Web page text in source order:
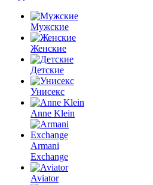
Мужские
Женские
Детские
Унисекс
Anne Klein
Armani
Exchange
Aviator